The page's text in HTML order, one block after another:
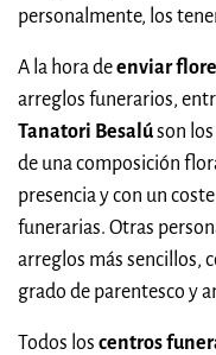
personalmente, los
A la hora deenviar
arreglos funerarios,
Tanatori Besalúson los
de una composición
presencia y con un
funerarias. Otras
arreglos más sencillos,
grado de parentesco y
Todos los centros